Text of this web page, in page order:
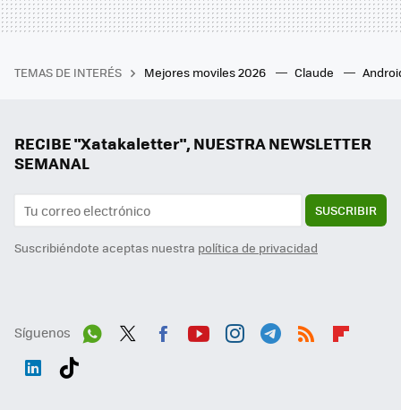
TEMAS DE INTERÉS Mejores moviles 2026 Claude
RECIBE "Xatakaletter", NUESTRA NEWSLETTER
SEMANAL
SUSCRIBIR
Suscribiéndote aceptas nuestra política de privacidad
Síguenos